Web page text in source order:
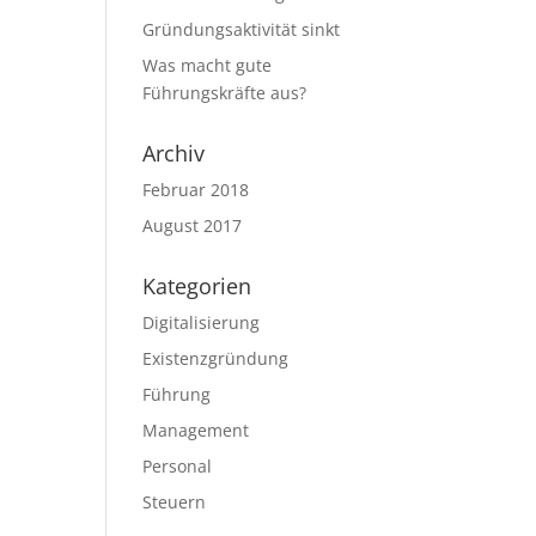
Gründungsaktivität sinkt
Was macht gute
Führungskräfte aus?
Archiv
Februar 2018
August 2017
Kategorien
Digitalisierung
Existenzgründung
Führung
Management
Personal
Steuern